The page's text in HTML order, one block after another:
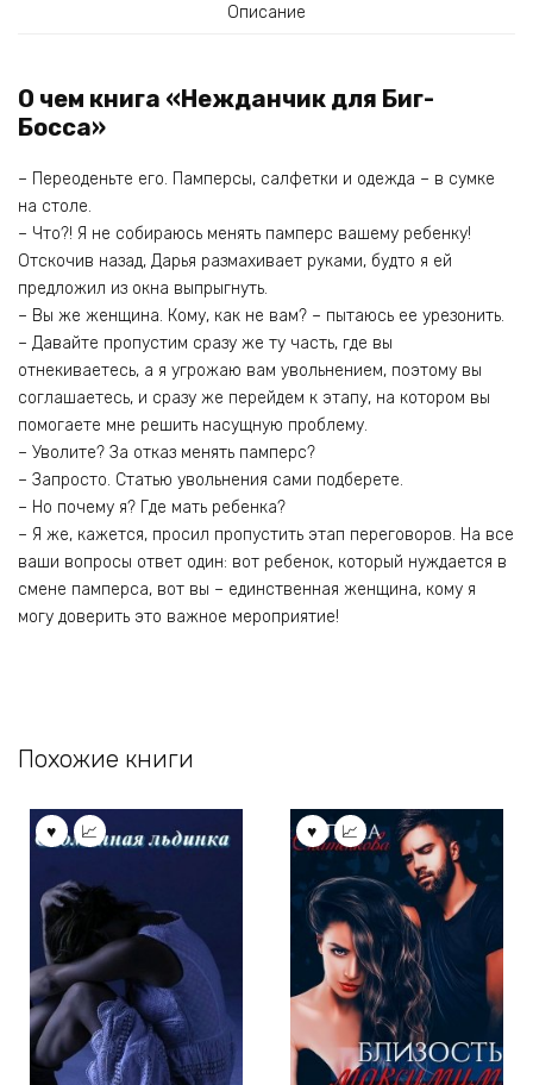
Описание
О чем книга «Нежданчик для Биг-
Босса»
– Переоденьте его. Памперсы, салфетки и одежда – в сумке
на столе.
– Что?! Я не собираюсь менять памперс вашему ребенку!
Отскочив назад, Дарья размахивает руками, будто я ей
предложил из окна выпрыгнуть.
– Вы же женщина. Кому, как не вам? – пытаюсь ее урезонить.
– Давайте пропустим сразу же ту часть, где вы
отнекиваетесь, а я угрожаю вам увольнением, поэтому вы
соглашаетесь, и сразу же перейдем к этапу, на котором вы
помогаете мне решить насущную проблему.
– Уволите? За отказ менять памперс?
– Запросто. Статью увольнения сами подберете.
– Но почему я? Где мать ребенка?
– Я же, кажется, просил пропустить этап переговоров. На все
ваши вопросы ответ один: вот ребенок, который нуждается в
смене памперса, вот вы – единственная женщина, кому я
могу доверить это важное мероприятие!
Похожие книги